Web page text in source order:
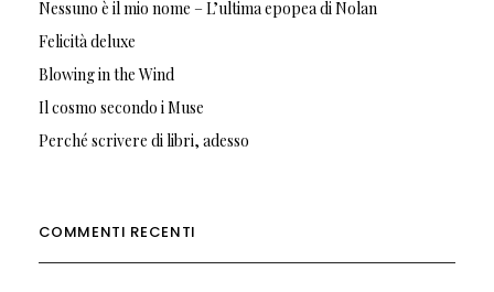
Nessuno è il mio nome – L’ultima epopea di Nolan
Felicità deluxe
Blowing in the Wind
Il cosmo secondo i Muse
Perché scrivere di libri, adesso
COMMENTI RECENTI